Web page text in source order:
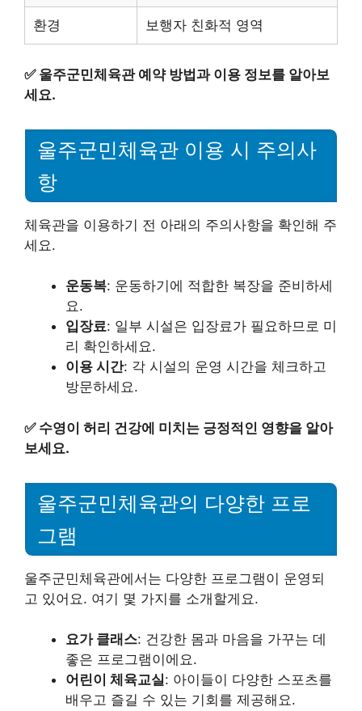
환경 보행자 친화적 영역
✅ 울주군민체육관 예약 방법과 이용 정보를 알아보
세요.
울주군민체육관 이용 시 주의사
항
체육관을 이용하기 전 아래의 주의사항을 확인해 주
세요.
운동복: 운동하기에 적합한 복장을 준비하세
요.
입장료: 일부 시설은 입장료가 필요하므로 미
리 확인하세요.
이용 시간: 각 시설의 운영 시간을 체크하고
방문하세요.
✅ 수영이 허리 건강에 미치는 긍정적인 영향을 알아
보세요.
울주군민체육관의 다양한 프로
그램
울주군민체육관에서는 다양한 프로그램이 운영되
고 있어요. 여기 몇 가지를 소개할게요.
요가 클래스: 건강한 몸과 마음을 가꾸는 데
좋은 프로그램이에요.
어린이 체육교실: 아이들이 다양한 스포츠를
배우고 즐길 수 있는 기회를 제공해요.